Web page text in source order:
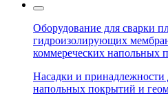
Оборудование для сварки
гидроизолирующих
коммереческих напольных
Насадки и принадлежности
напольных покрытий и